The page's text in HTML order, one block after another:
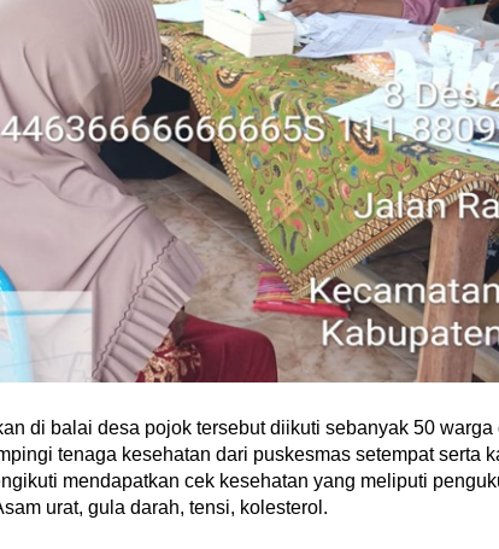
di balai desa pojok tersebut diikuti sebanyak 50
tenaga kesehatan dari puskesmas setempat serta
mendapatkan cek kesehatan yang meliputi
urat, gula darah, tensi, kolesterol.